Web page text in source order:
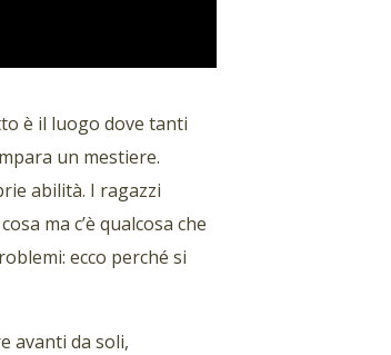
è il luogo dove tanti
un mestiere.
abilità. I ragazzi
ma c’è qualcosa che
ecco perché si
avanti da soli,